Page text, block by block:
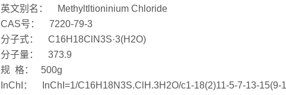
英文别名： Methyltltioninium Chloride
CAS号： 7220-79-3
分子式： C16H18ClN3S·3(H2O)
分子量： 373.9
规 格： 500g
InChI： InChI=1/C16H18N3S.ClH.3H2O/c1-18(2)11-5-7-13-15(9-